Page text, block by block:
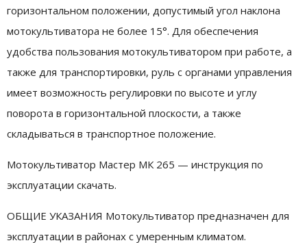
горизонтальном положении, допустимый угол наклона
мотокультиватора не более 15°. Для обеспечения
удобства пользования мотокультиватором при работе, а
также для транспортировки, руль с органами управления
имеет возможность регулировки по высоте и углу
поворота в горизонтальной плоскости, а также
складываться в транспортное положение.
Мотокультиватор Мастер МК 265 — инструкция по
эксплуатации скачать.
ОБЩИЕ УКАЗАНИЯ Мотокультиватор предназначен для
эксплуатации в районах с умеренным климатом.